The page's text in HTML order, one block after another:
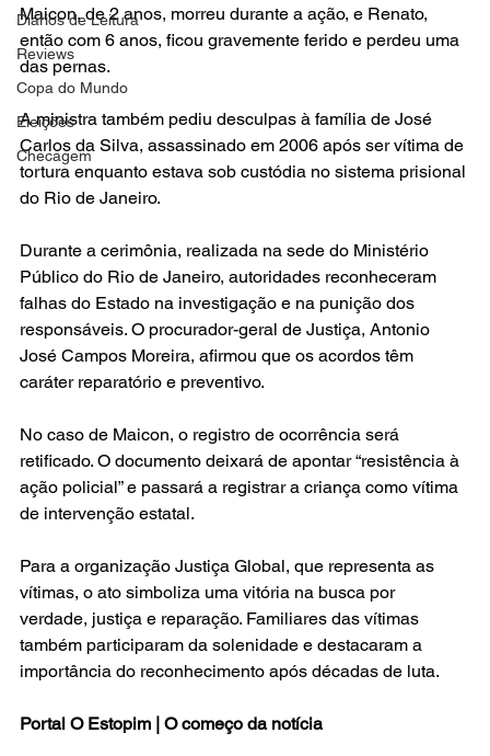
Diários de Leitura
Reviews
Copa do Mundo
Eleições
Checagem
Maicon, de 2 anos, morreu durante a ação, e Renato,
então com 6 anos, ficou gravemente ferido e perdeu uma
das pernas.
A ministra também pediu desculpas à família de José
Carlos da Silva, assassinado em 2006 após ser vítima de
tortura enquanto estava sob custódia no sistema prisional
do Rio de Janeiro.
Durante a cerimônia, realizada na sede do Ministério
Público do Rio de Janeiro, autoridades reconheceram
falhas do Estado na investigação e na punição dos
responsáveis. O procurador-geral de Justiça, Antonio
José Campos Moreira, afirmou que os acordos têm
caráter reparatório e preventivo.
No caso de Maicon, o registro de ocorrência será
retificado. O documento deixará de apontar “resistência à
ação policial” e passará a registrar a criança como vítima
de intervenção estatal.
Para a organização Justiça Global, que representa as
vítimas, o ato simboliza uma vitória na busca por
verdade, justiça e reparação. Familiares das vítimas
também participaram da solenidade e destacaram a
importância do reconhecimento após décadas de luta.
Portal O Estopim | O começo da notícia